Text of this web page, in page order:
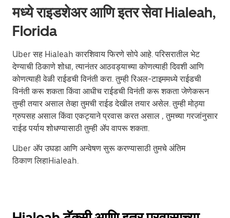
मध्ये राइडशेअर आणि इतर सेवा Hialeah,
Florida
Uber सह Hialeah कारशिवाय फिरणे सोपे आहे. परिसरातील भेट
देण्याची ठिकाणे शोधा, त्यानंतर आठवड्याच्या कोणत्याही दिवशी आणि
कोणत्याही वेळी राईडची विनंती करा. तुम्ही रिअल-टाइममध्ये राईडची
विनंती करू शकता किंवा आधीच राईडची विनंती करू शकता जेणेकरून
तुम्ही तयार असाल तेव्हा तुमची राईड देखील तयार असेल. तुम्ही मोठ्या
ग्रुपसह असाल किंवा एकट्याने प्रवास करत असाल , तुमच्या गरजांनुसार
राईड पर्याय शोधण्यासाठी तुम्ही ॲप वापरू शकता.
Uber अ‍ॅप उघडा आणि अन्वेषण सुरू करण्यासाठी तुमचे अंतिम
ठिकाण लिहाHialeah.